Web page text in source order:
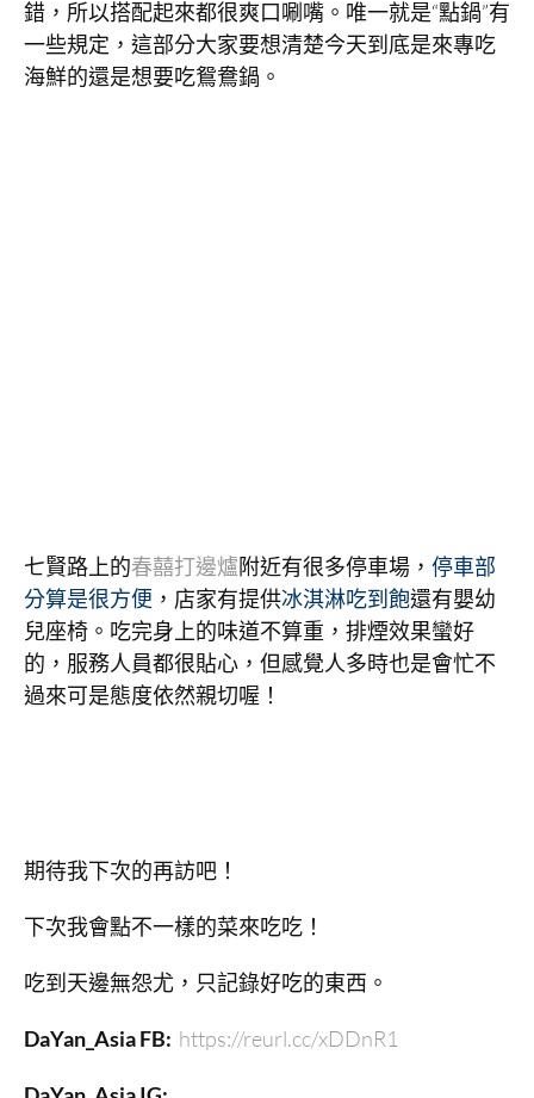
錯，所以搭配起來都很爽口唰嘴。唯一就是“點鍋”有
一些規定，這部分大家要想清楚今天到底是來專吃
海鮮的還是想要吃鴛鴦鍋。
七賢路上的春囍打邊爐附近有很多停車場， 停車部
分算是很方便 ，店家有提供冰淇淋吃到飽還有嬰幼
兒座椅。吃完身上的味道不算重，排煙效果蠻好
的，服務人員都很貼心，但感覺人多時也是會忙不
過來可是態度依然親切喔！
期待我下次的再訪吧！
下次我會點不一樣的菜來吃吃！
吃到天邊無怨尤，只記錄好吃的東西。
DaYan_Asia FB: https://reurl.cc/xDDnR1